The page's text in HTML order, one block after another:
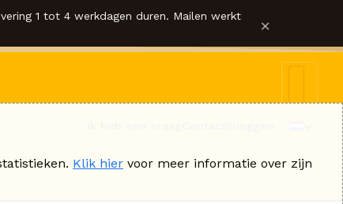
1 tot 4 werkdagen duren. Mailen werkt ×
Klik hier voor meer informatie over zijn